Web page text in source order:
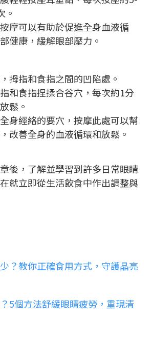
。
摩可以有助於促進全身血液循
健康，緩解眼部壓力。
拇指和食指之間的凹陷處。
和食指捏揉合谷穴，每次約1分
鬆。
身經絡的要穴，按摩此處可以幫
改善全身的血液循環和放鬆。
後，了解並學習到許多日常眼睛
就立即從生活飲食中作出調整與
？教你正確食用方式，守護晶亮
5個方法舒緩眼睛疲勞，重現清